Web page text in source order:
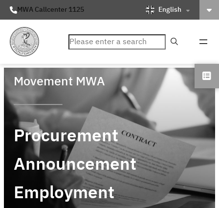
MWA Callcenter 1125 English
ค้นหา
Movement MWA
Procurement
Announcement
Employment